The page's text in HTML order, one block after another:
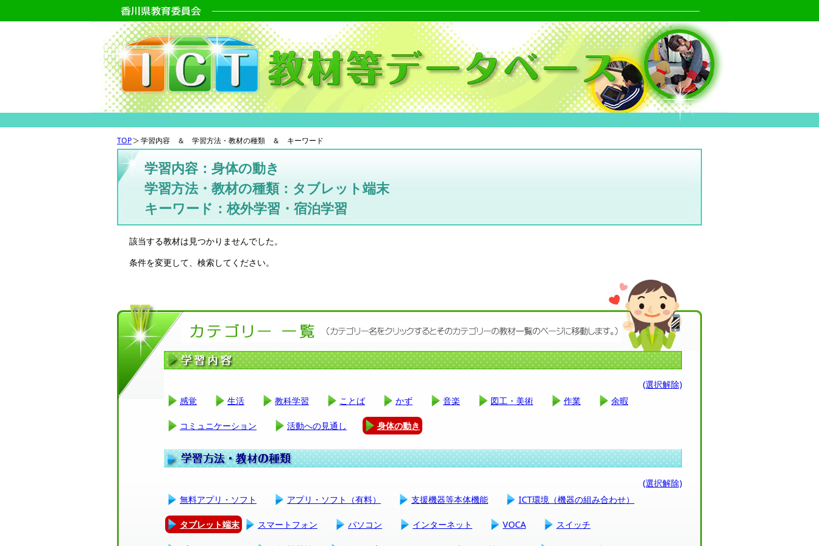
TOP 学習内容 ＆ 学習方法・教材の種類 ＆ キーワード
学習内容：身体の動き
学習方法・教材の種類：タブレット端末
キーワード：校外学習・宿泊学習
該当する教材は見つかりませんでした。
条件を変更して、検索してください。
(選択解除)
感覚
生活 教科学習 ことば かず 音楽 図工・美術 作業 余暇
コミュニケーション 活動への見通し 身体の動き
(選択解除)
無料アプリ・ソフト
アプリ・ソフト（有料） 支援機器等本体機能 ICT環境（機器の組み合わせ）
タブレット端末 スマートフォン パソコン インターネット VOCA スイッチ